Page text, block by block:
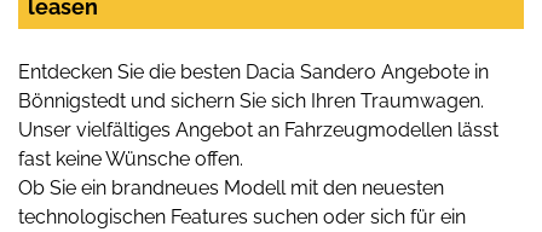
leasen
Entdecken Sie die besten Dacia Sandero Angebote in
Bönnigstedt und sichern Sie sich Ihren Traumwagen.
Unser vielfältiges Angebot an Fahrzeugmodellen lässt
fast keine Wünsche offen.
Ob Sie ein brandneues Modell mit den neuesten
technologischen Features suchen oder sich für ein